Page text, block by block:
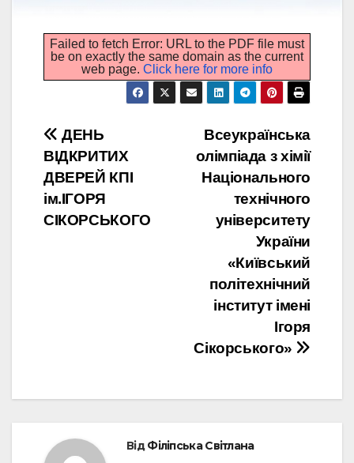
Failed to fetch Error: URL to the PDF file must
be on exactly the same domain as the current
web page. Click here for more info
Навігація
записів
Всеукраїнська
олімпіада з хімії
Національного
технічного
університету
України
«Київський
політехнічний
інститут імені
Ігоря
Сікорського»
ДЕНЬ
ВІДКРИТИХ
ДВЕРЕЙ КПІ
ім.ІГОРЯ
СІКОРСЬКОГО
ВідФіліпська Світлана